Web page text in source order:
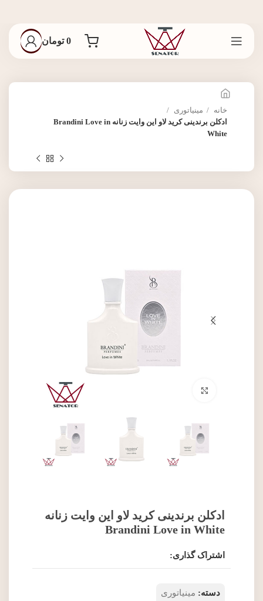
0 تومان
خانه
مینیاتوری
ادکلن برندینی کرید لاو این وایت زنانه Brandini Love in
White
ادکلن برندینی کرید لاو این وایت زنانه
Brandini Love in White
اشتراک گذاری:
دسته: مینیاتوری